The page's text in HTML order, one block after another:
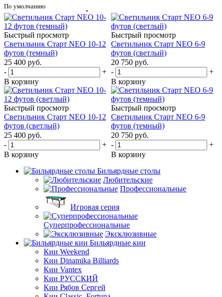
По умолчанию
Быстрый просмотр
Светильник Старт NEO 10-12
футов (темный)
25 400 руб.
-
+
В корзину
Быстрый просмотр
Светильник Старт NEO 6-9
футов (светлый)
20 750 руб.
-
+
В корзину
Быстрый просмотр
Светильник Старт NEO 10-12
футов (светлый)
25 400 руб.
-
+
В корзину
Быстрый просмотр
Светильник Старт NEO 6-9
футов (темный)
20 750 руб.
-
+
В корзину
Бильярдные столы
Любительские
Профессиональные
Игровая серия
Суперпрофессиональные
Эксклюзивные
Бильярдные кии
Кии Weekend
Кии Dinamika Billiards
Кии Vantex
Кии РУССКИЙ
Кии Рябов Сергей